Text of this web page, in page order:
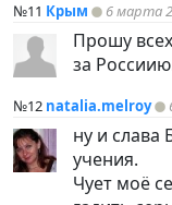
№11 Крым 6 марта
Прошу
за
№12 natalia.melroy
ну и слава
учения.
Чует моё